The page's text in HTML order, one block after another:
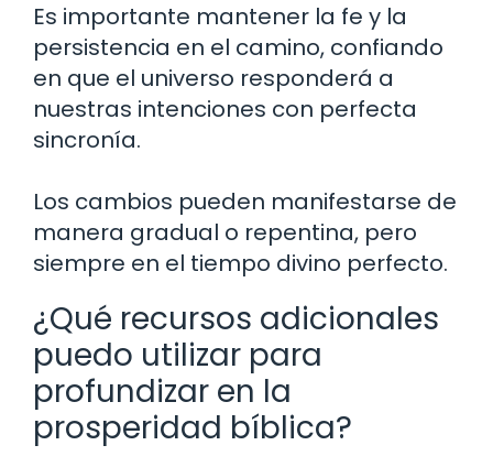
Es importante mantener la fe y la
persistencia en el camino, confiando
en que el universo responderá a
nuestras intenciones con perfecta
sincronía.
Los cambios pueden manifestarse de
manera gradual o repentina, pero
siempre en el tiempo divino perfecto.
¿Qué recursos adicionales
puedo utilizar para
profundizar en la
prosperidad bíblica?